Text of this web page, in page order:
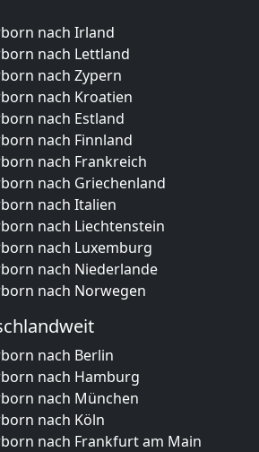
nach Irland
nach Lettland
nach Zypern
nach Kroatien
nach Estland
nach Finnland
nach Frankreich
nach Griechenland
nach Italien
nach Liechtenstein
nach Luxemburg
nach Niederlande
nach Norwegen
nach Berlin
nach Hamburg
nach München
nach Köln
nach Frankfurt am Main